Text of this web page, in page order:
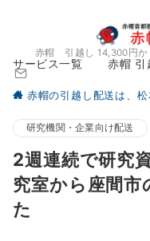
赤帽 引越し 14,300円
サービス一覧 赤帽 引
赤帽の引越し配送は、松
研究機関・企業向け配送
2週連続で研究
究室から座間市
た